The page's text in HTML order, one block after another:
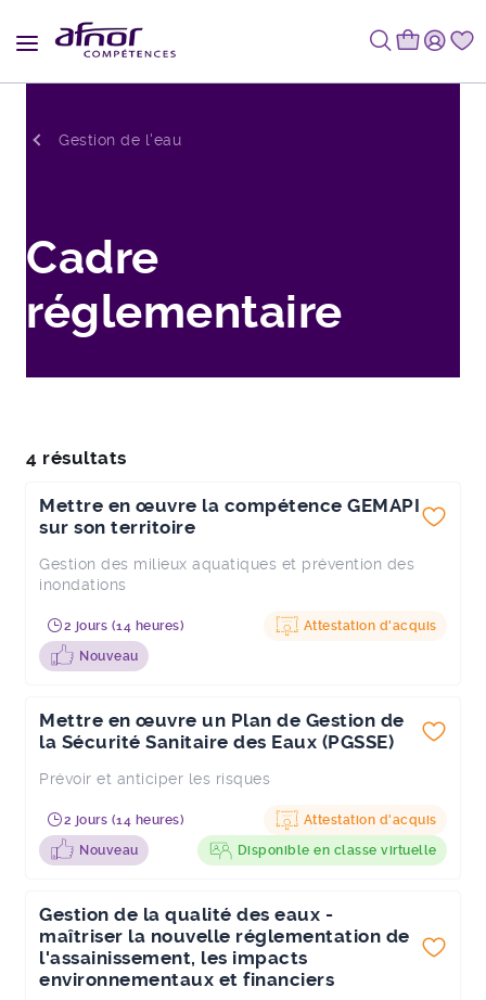
Gestion de l'eau
Cadre
réglementaire
4 résultats
Mettre en œuvre la compétence GEMAPI
sur son territoire
Gestion des milieux aquatiques et prévention des
inondations
2 jours (14 heures)
Attestation d'acquis
Nouveau
Mettre en œuvre un Plan de Gestion de
la Sécurité Sanitaire des Eaux (PGSSE)
Prévoir et anticiper les risques
2 jours (14 heures)
Attestation d'acquis
Nouveau
Disponible en classe virtuelle
Gestion de la qualité des eaux -
maîtriser la nouvelle réglementation de
l'assainissement, les impacts
environnementaux et financiers